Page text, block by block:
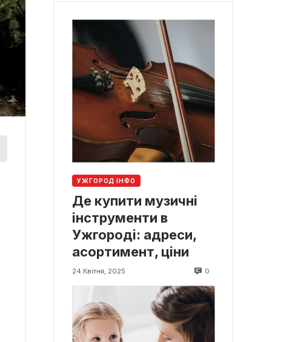
УЖГОРОД ІНФО
Де купити музичні
інструменти в
Ужгороді: адреси,
асортимент, ціни
24 Квітня, 2025 0